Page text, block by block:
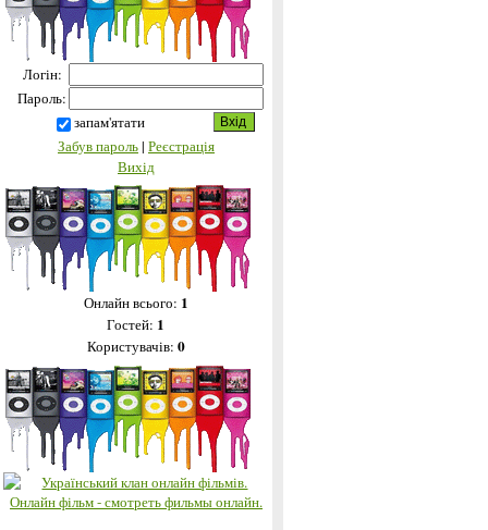
Логін:
Пароль:
запам'ятати
Забув пароль| Реєстрація
Вихід
Онлайн всього: 1
Гостей: 1
Користувачів: 0